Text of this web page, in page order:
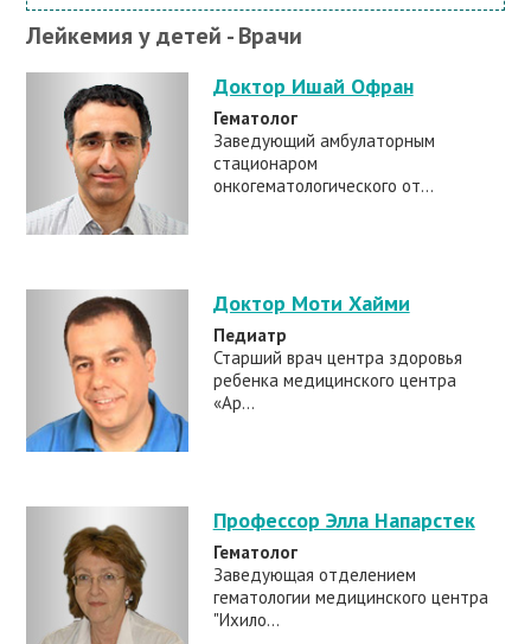
Лейкемия у детей - Врачи
Доктор Ишай Офран
Гематолог
Заведующий амбулаторным
стационаром
онкогематологического от...
Доктор Моти Хайми
Педиатр
Старший врач центра здоровья
ребенка медицинского центра
«Ар...
Профессор Элла Напарстек
Гематолог
Заведующая отделением
гематологии медицинского центра
"Ихило...